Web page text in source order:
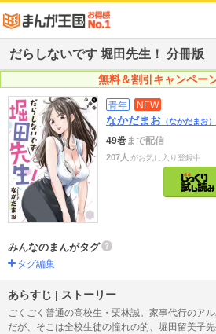
だらしないです 堀田先生！ 分冊版
無料＆割引キャンペー
青年 NEW
なかだまお （なかだまお）
49巻まで配信
207人 がお気に入り登録中
みんなのまんがタグ
タグ編集
あらすじ | ストーリー
ごくごく普通の高校生・栗林誠。家事代行のア
だが、そこは全校生徒の憧れの的、堀田留美子